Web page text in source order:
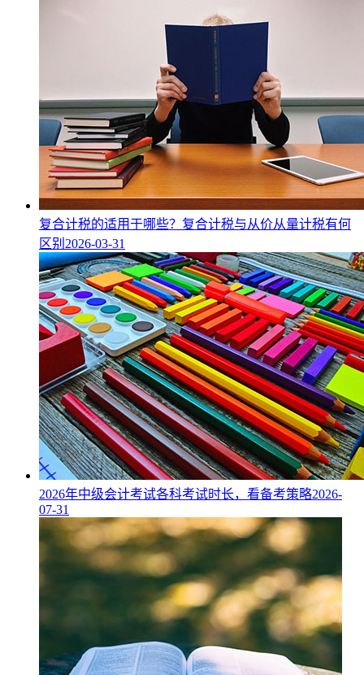
复合计税的适用于哪些？复合计税与从价从量计税有何
区别 2026-03-31
2026年中级会计考试各科考试时长，看备考策略2026-
07-31